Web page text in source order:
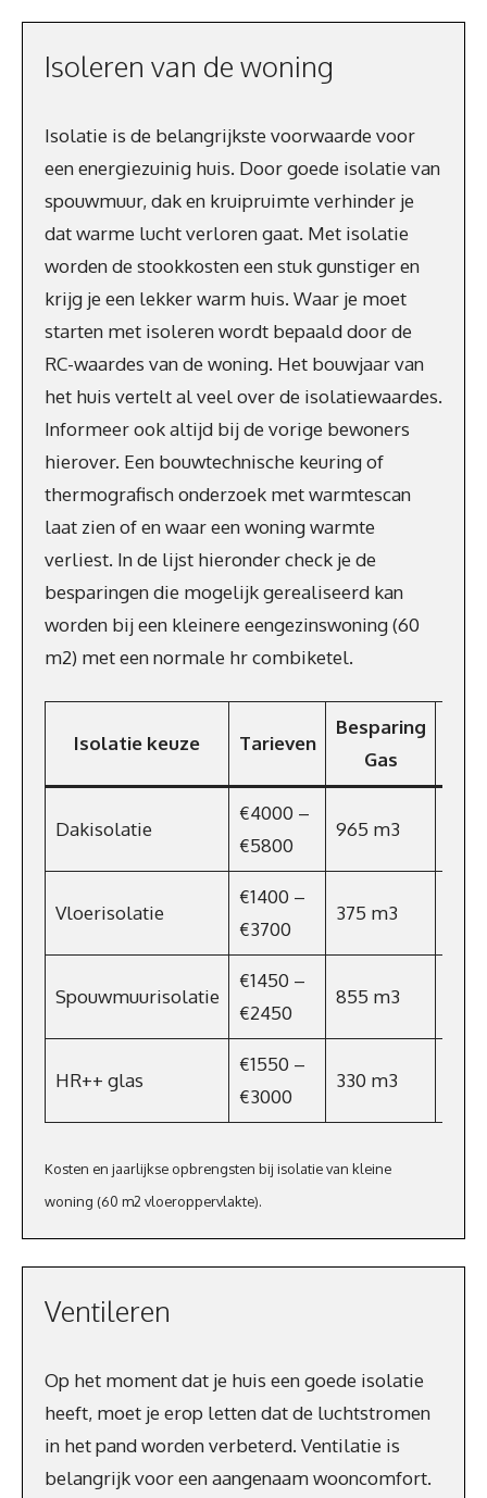
Isoleren van de woning
Isolatie is de belangrijkste voorwaarde voor
een energiezuinig huis. Door goede isolatie van
spouwmuur, dak en kruipruimte verhinder je
dat warme lucht verloren gaat. Met isolatie
worden de stookkosten een stuk gunstiger en
krijg je een lekker warm huis. Waar je moet
starten met isoleren wordt bepaald door de
RC-waardes van de woning. Het bouwjaar van
het huis vertelt al veel over de isolatiewaardes.
Informeer ook altijd bij de vorige bewoners
hierover. Een bouwtechnische keuring of
thermografisch onderzoek met warmtescan
laat zien of en waar een woning warmte
verliest. In de lijst hieronder check je de
besparingen die mogelijk gerealiseerd kan
worden bij een kleinere eengezinswoning (60
m2) met een normale hr combiketel.
Isolatie keuze Tarieven
Besparing
Gas
Dakisolatie
€4000 –
€5800
965 m3
Vloerisolatie
€1400 –
€3700
375 m3
Spouwmuurisolatie
€1450 –
€2450
855 m3
HR++ glas
€1550 –
€3000
330 m3
Kosten en jaarlijkse opbrengsten bij isolatie van kleine
woning (60 m2 vloeroppervlakte).
Ventileren
Op het moment dat je huis een goede isolatie
heeft, moet je erop letten dat de luchtstromen
in het pand worden verbeterd. Ventilatie is
belangrijk voor een aangenaam wooncomfort.